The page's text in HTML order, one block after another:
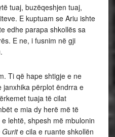
tuaj, buzëqeshjen tuaj,
E kuptuam se Ariu ishte
edhe parapa shkollës sa
E ne, i fusnim në gji
Ti që hape shtigje e ne
janxhika përplot ëndrra e
tuaja të cilat
e mia dy herë më të
lehtë, shpesh më mbulonin
Gurite cila e ruante shkollën